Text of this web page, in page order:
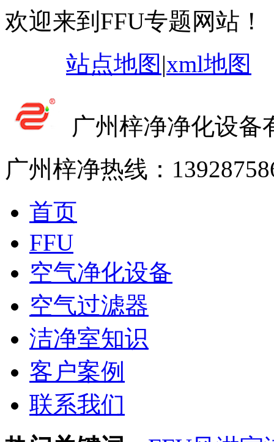
欢迎来到FFU专题网站！
站点地图 |xml地图
广州梓净净化设备
广州梓净热线：
首页
FFU
空气净化设备
空气过滤器
洁净室知识
客户案例
联系我们